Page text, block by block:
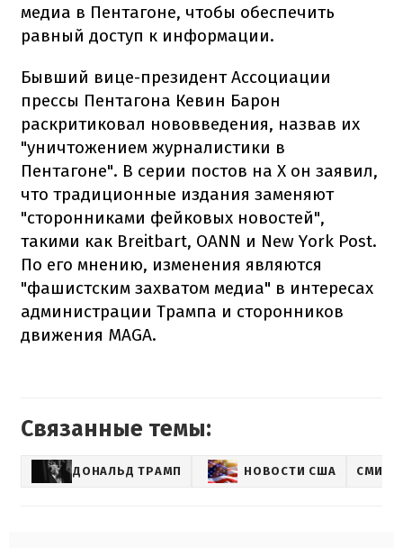
медиа в Пентагоне, чтобы обеспечить
равный доступ к информации.
Бывший вице-президент Ассоциации
прессы Пентагона Кевин Барон
раскритиковал нововведения, назвав их
"уничтожением журналистики в
Пентагоне". В серии постов на X он заявил,
что традиционные издания заменяют
"сторонниками фейковых новостей",
такими как Breitbart, OANN и New York Post.
По его мнению, изменения являются
"фашистским захватом медиа" в интересах
администрации Трампа и сторонников
движения MAGA.
Связанные темы:
ДОНАЛЬД ТРАМП НОВОСТИ США СМИ